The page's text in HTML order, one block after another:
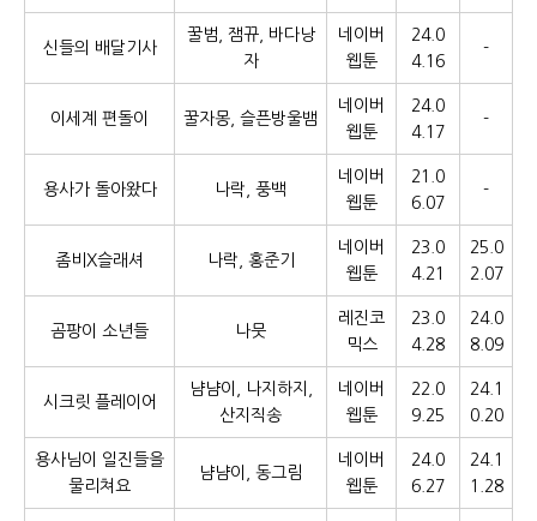
신들의 배달기사
꿀범, 잼뀨, 바다낭
자
네이버
웹툰
24.0
4.16
-
이세계 편돌이 꿀자몽, 슬픈방울뱀
네이버
웹툰
24.0
4.17
-
용사가 돌아왔다 나락, 풍백
네이버
웹툰
21.0
6.07
-
좀비X슬래셔 나락, 홍준기
네이버
웹툰
23.0
4.21
25.0
2.07
곰팡이 소년들 나뭇
레진코
믹스
23.0
4.28
24.0
8.09
시크릿 플레이어
냠냠이, 나지하지,
산지직송
네이버
웹툰
22.0
9.25
24.1
0.20
용사님이 일진들을
물리쳐요
냠냠이, 동그림
네이버
웹툰
24.0
6.27
24.1
1.28